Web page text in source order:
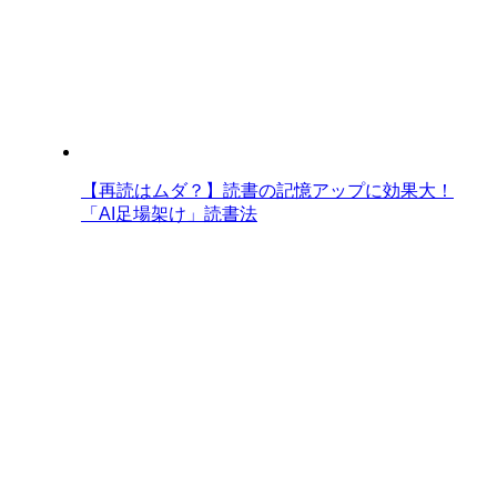
【再読はムダ？】読書の記憶アップに効果大！
「AI足場架け」読書法